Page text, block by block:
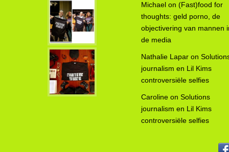
Michael on (Fast)food for
thoughts: geld porno, de
objectivering van mannen
de media
Nathalie Lapar on
journalism en Lil Kims
controversiële selfies
Caroline on Solutions
journalism en Lil Kims
controversiële selfies